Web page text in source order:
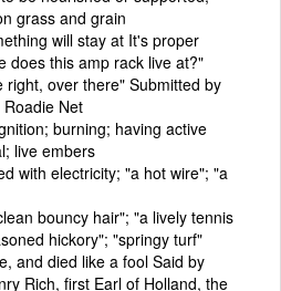
grass and grain
will stay at It's proper
does this amp rack live at?"
right, over there" Submitted by
Net
burning; having active
live embers
with electricity; "a hot wire"; "a
bouncy hair"; "a lively tennis
hickory"; "springy turf"
and died like a fool Said by
Rich, first Earl of Holland, the